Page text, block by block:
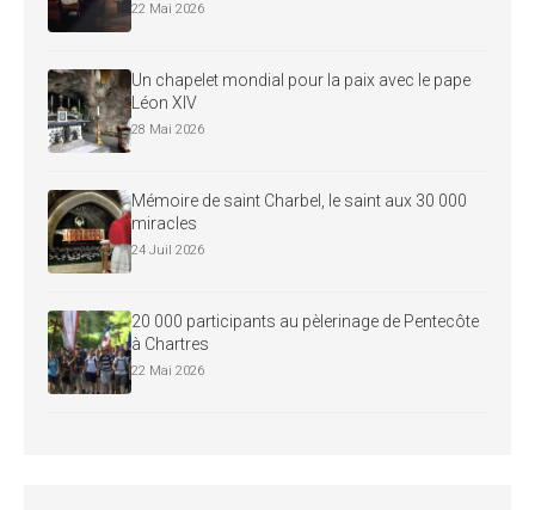
22 Mai 2026
Un chapelet mondial pour la paix avec le pape
Léon XIV
28 Mai 2026
Mémoire de saint Charbel, le saint aux 30 000
miracles
24 Juil 2026
20 000 participants au pèlerinage de Pentecôte
à Chartres
22 Mai 2026